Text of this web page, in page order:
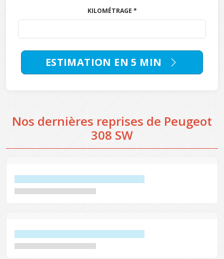
KILOMÉTRAGE *
ESTIMATION EN 5 MIN
Nos dernières reprises de Peugeot
308 SW